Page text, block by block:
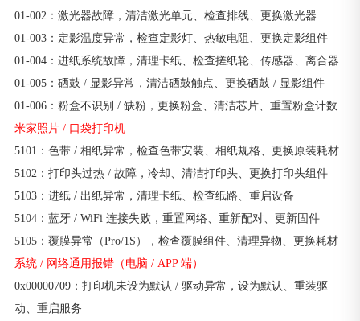
01-002：激光器故障，清洁激光单元、检查排线、更换激光器
01-003：定影温度异常，检查定影灯、热敏电阻、更换定影组件
01-004：进纸系统故障，清理卡纸、检查搓纸轮、传感器、离合器
01-005：硒鼓 / 显影异常，清洁硒鼓触点、更换硒鼓 / 显影组件
01-006：粉盒不识别 / 缺粉，更换粉盒、清洁芯片、重置粉盒计数
米家照片 / 口袋打印机
5101：色带 / 相纸异常，检查色带安装、相纸规格、更换原装耗材
5102：打印头过热 / 故障，冷却、清洁打印头、更换打印头组件
5103：进纸 / 出纸异常，清理卡纸、检查纸路、重启设备
5104：蓝牙 / WiFi 连接失败，重置网络、重新配对、更新固件
5105：覆膜异常（Pro/1S），检查覆膜组件、清理异物、更换耗材
系统 / 网络通用报错（电脑 / APP 端）
0x00000709：打印机未设为默认 / 驱动异常，设为默认、重装驱
动、重启服务